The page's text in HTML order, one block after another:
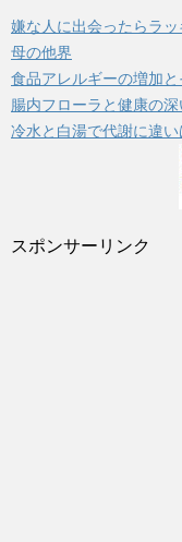
ー
嫌な人に出会ったらラッ
母の他界
食品アレルギーの増加
腸内フローラと健康の
冷水と白湯で代謝に違い
スポンサーリンク